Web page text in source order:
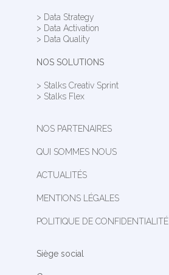
> Data Strategy
> Data Activation
> Data Quality
NOS SOLUTIONS
> Stalks Creativ Sprint
> Stalks Flex
NOS PARTENAIRES
QUI SOMMES NOUS
ACTUALITÉS
MENTIONS LÉGALES
POLITIQUE DE CONFIDENTIALITÉ
Siège social